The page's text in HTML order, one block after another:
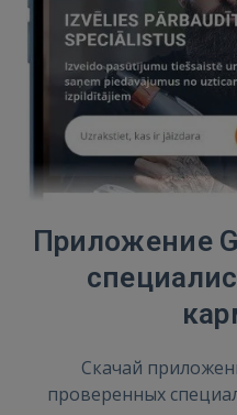
Приложение
Скачай
проверенных